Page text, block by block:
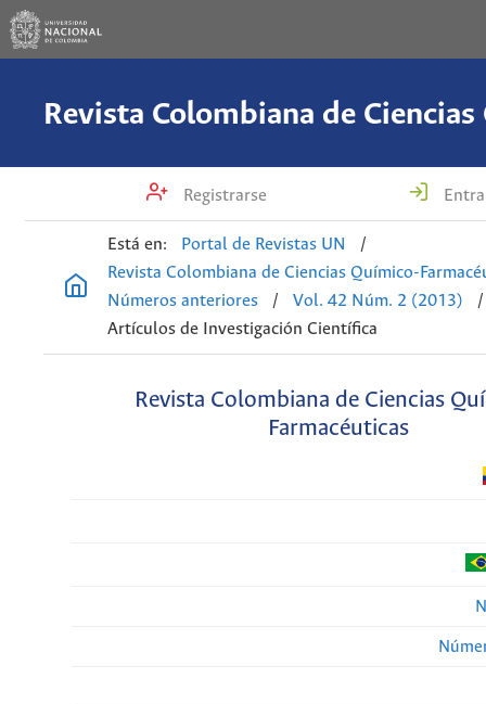
Registrarse
Está en: Portal de Revistas UN
/
Revista Colombiana de Ciencias Químico-
Números anteriores
/ Vol. 42 Núm. 2 (2013)
/
Artículos de Investigación Científica
Revista Colombiana de Ciencias
Farmacéuticas